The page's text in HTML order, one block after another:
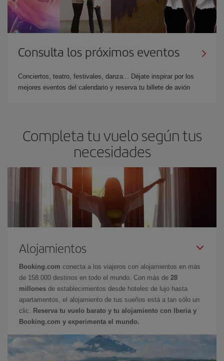
Consulta los próximos eventos
Conciertos, teatro, festivales, danza... Déjate inspirar por los
mejores eventos del calendario y reserva tu billete de avión
Completa tu vuelo según tus
necesidades
Alojamientos
Booking.com conecta a los viajeros con alojamientos en más
de 158.000 destinos en todo el mundo. Con más de 28
millones de establecimientos desde hoteles de lujo hasta
apartamentos, el alojamiento de tus sueños está a tan sólo un
clic.
Reserva tu vuelo barato y tu alojamiento con Iberia y
Booking.com y experimenta el mundo.